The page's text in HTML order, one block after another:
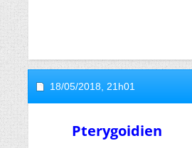
18/05/2018, 21h01
Pterygoidien